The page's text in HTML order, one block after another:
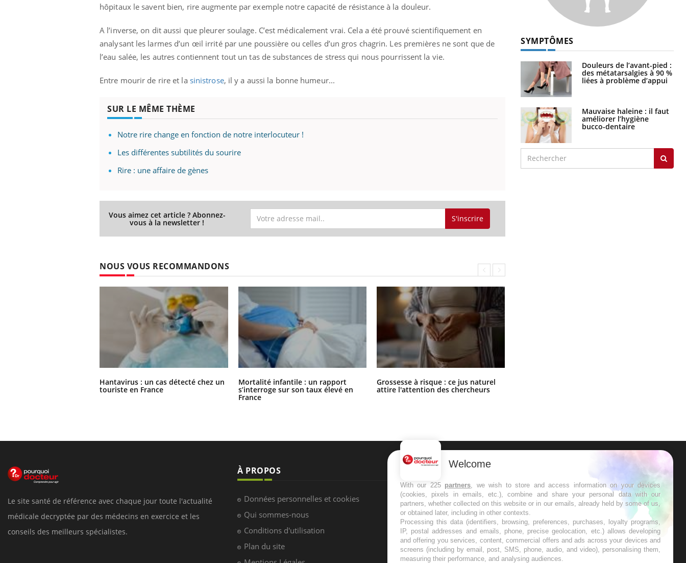
hôpitaux le savent bien, rire augmente par exemple notre capacité de résistance à la douleur.
A l’inverse, on dit aussi que pleurer soulage. C’est médicalement vrai. Cela a été prouvé scientifiquement en
analysant les larmes d’un œil irrité par une poussière ou celles d’un gros chagrin. Les premières ne sont que de
l’eau salée, les autres contiennent tout un tas de substances de stress qui nous pourrissent la vie.
Entre mourir de rire et la sinistrose, il y a aussi la bonne humeur...
SUR LE MÊME THÈME
Notre rire change en fonction de notre interlocuteur !
Les différentes subtilités du sourire
Rire : une affaire de gènes
Vous aimez cet article ? Abonnez-
vous à la newsletter ! S'inscrire
NOUS VOUS RECOMMANDONS
Hantavirus : un cas détecté chez un
touriste en France
Mortalité infantile : un rapport
s’interroge sur son taux élevé en
France
Grossesse à risque : ce jus naturel
attire l'attention des chercheurs
SYMPTÔMES
Douleurs de l’avant-pied :
des métatarsalgies à 90 %
liées à problème d’appui
Mauvaise haleine : il faut
améliorer l’hygiène
bucco-dentaire
Le site santé de référence avec chaque jour toute l'actualité
médicale decryptée par des médecins en exercice et les
conseils des meilleurs spécialistes.
À PROPOS
Données personnelles et cookies
Qui sommes-nous
Conditions d'utilisation
Plan du site
NEWSLETTER
Recevez toutes les semaines les meilleures
infos santé
S'INSCRIRE
Welcome
With our 225 partners, we wish to store and access information on your devices
(cookies, pixels in emails, etc.), combine and share your personal data with our
partners, whether collected on this website or in our emails, already held by some of us,
or obtained later, including in other contexts.
Processing this data (identifiers, browsing, preferences, purchases, loyalty programs,
IP, postal addresses and emails, phone, precise geolocation, etc.) allows developing
and offering you services, content, commercial offers and ads across your devices and
screens (including by email, post, SMS, phone, audio, and video), personalising them,
measuring their performance, and analysing audiences.